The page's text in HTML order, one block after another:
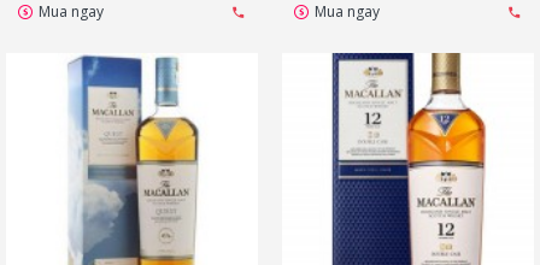
Mua ngay Mua ngay